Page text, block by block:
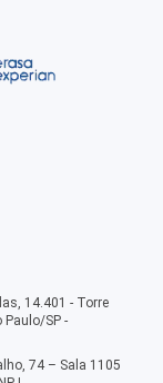
14.401 - Torre
Paulo/SP -
74 – Sala 1105